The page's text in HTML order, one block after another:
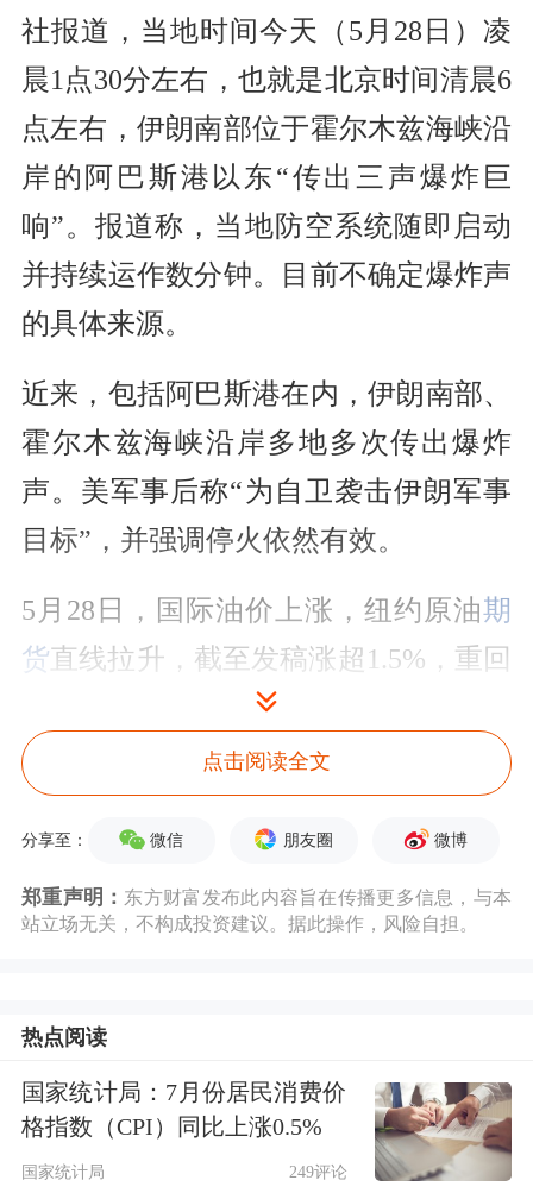
社报道，当地时间今天（5月28日）凌
晨1点30分左右，也就是北京时间清晨6
点左右，伊朗南部位于霍尔木兹海峡沿
岸的阿巴斯港以东“传出三声爆炸巨
响”。报道称，当地防空系统随即启动
并持续运作数分钟。目前不确定爆炸声
的具体来源。
近来，包括阿巴斯港在内，伊朗南部、
霍尔木兹海峡沿岸多地多次传出爆炸
声。美军事后称“为自卫袭击伊朗军事
目标”，并强调停火依然有效。
5月28日，国际油价上涨，纽约原油期
货直线拉升，截至发稿涨超1.5%，重回
特朗普警告盟友阿曼：
不守规矩就会被炸飞
美国总统特朗普27日在白宫举行的内阁
被问及是否愿意接受一份由伊朗和阿曼
共同控制霍尔木兹海峡的短期协议时，
点击阅读全文
分享至： 微信 朋友圈 微博
郑重声明： 东方财富发布此内容旨在传播更多信息，与本
站立场无关，不构成投资建议。据此操作，风险自担。
热点阅读
国家统计局：7月份居民消费价
格指数（CPI）同比上涨0.5%
国家统计局 249评论